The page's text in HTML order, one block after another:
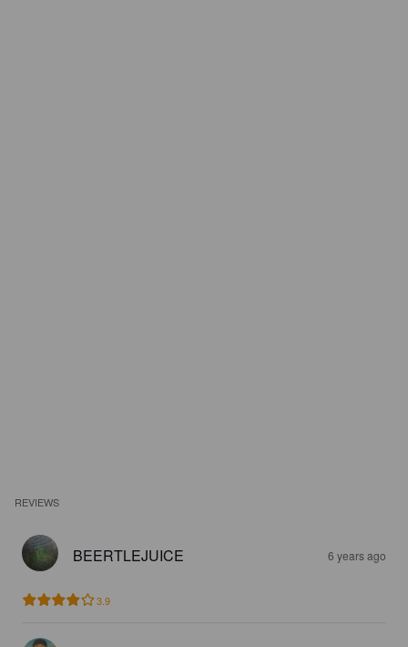
REVIEWS
BEERTLEJUICE 6 years ago
3.9